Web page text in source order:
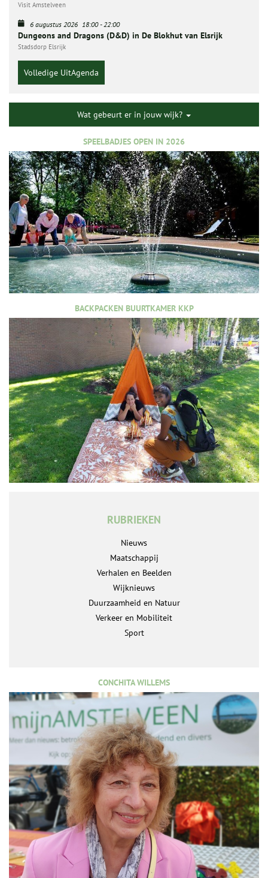
Visit Amstelveen
6 augustus 2026 18:00-22:00
Dungeons and Dragons (D&D) in De Blokhut van Elsrijk
Stadsdorp Elsrijk
Volledige UitAgenda
Wat gebeurt er in jouw wijk?
SPEELBADJES OPEN IN 2026
BACKPACKEN BUURTKAMER KKP
RUBRIEKEN
Nieuws
Maatschappij
Verhalen en Beelden
Wijknieuws
Duurzaamheid en Natuur
Verkeer en Mobiliteit
Sport
CONCHITA WILLEMS